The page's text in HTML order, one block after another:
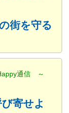
街を守る
通信 ～
寄せよ